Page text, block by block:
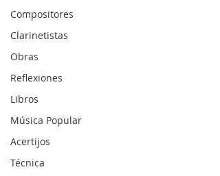
Compositores
Clarinetistas
Obras
Reflexiones
Libros
Música Popular
Acertijos
Técnica